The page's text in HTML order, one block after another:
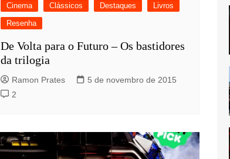
Cinema Clássicos Destaques
Livros
Resenha
De Volta para o Futuro – Os bastidores
da trilogia
Ramon Prates
5 de novembro de 2015
2